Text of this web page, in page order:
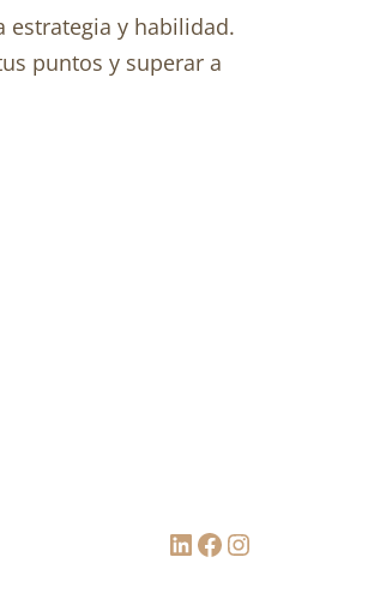
estrategia y habilidad.
puntos y superar a
LinkedIn Facebook Instagram